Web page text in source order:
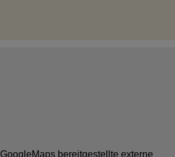
GoogleMapsbereitgestellte externe